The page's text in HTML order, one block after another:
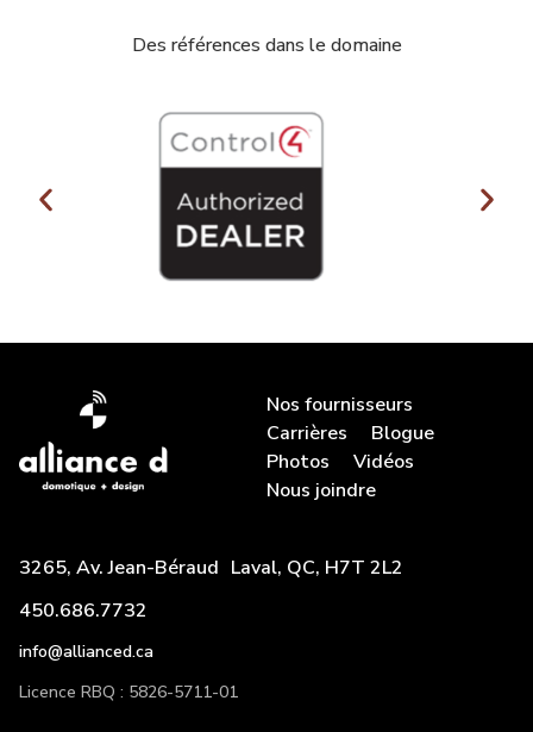
Des références dans le domaine
Nos fournisseurs
Carrières
Blogue
Photos
Vidéos
Nous joindre
3265, Av. Jean-Béraud Laval, QC, H7T 2L2
450.686.7732
info@allianced.ca
Licence RBQ : 5826-5711-01